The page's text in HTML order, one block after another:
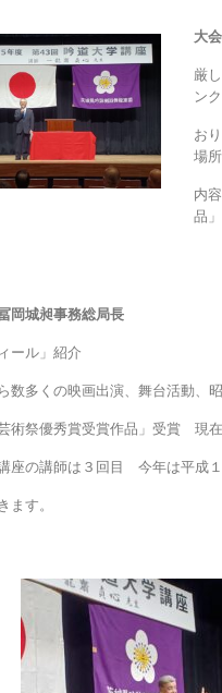
大
厳
ン
お
場
内
品
岡城昶事務総局長
ール」紹介
数多くの映画出演、舞台活動、
術祭優秀賞受賞作品」受賞 現
座の講師は３回目 今年は平成
ます。